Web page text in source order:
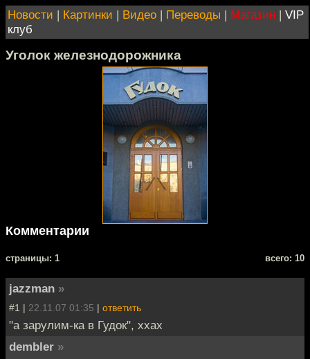
Новости | Картинки | Видео | Переводы | Магазин | VIP
клуб
Уголок железнодорожника
Комментарии
cтраницы: 1 всего: 10
jazzman »
#1 | 22.11.07 01:35 | ответить
"а зарулим-ка в Гудок", ххах
dembler »